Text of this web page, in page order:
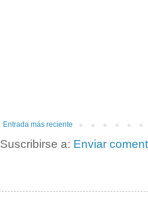
Entrada más reciente
Suscribirse a: Enviar